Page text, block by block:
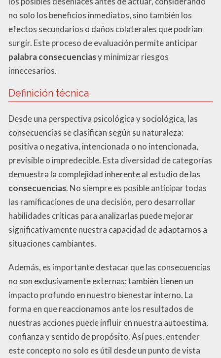
no solo los beneficios inmediatos, sino también los
efectos secundarios o daños colaterales que podrían
surgir. Este proceso de evaluación permite anticipar
palabra consecuenciasy minimizar riesgos
innecesarios.
Definición técnica
Desde una perspectiva psicológica y sociológica, las
consecuencias se clasifican según su naturaleza:
positiva o negativa, intencionada o no intencionada,
previsible o impredecible. Esta diversidad de categorías
demuestra la complejidad inherente al estudio de las
consecuencias. No siempre es posible anticipar todas
las ramificaciones de una decisión, pero desarrollar
habilidades críticas para analizarlas puede mejorar
significativamente nuestra capacidad de adaptarnos a
situaciones cambiantes.
Además, es importante destacar que las consecuencias
no son exclusivamente externas; también tienen un
impacto profundo en nuestro bienestar interno. La
forma en que reaccionamos ante los resultados de
nuestras acciones puede influir en nuestra autoestima,
confianza y sentido de propósito. Así pues, entender
este concepto no solo es útil desde un punto de vista